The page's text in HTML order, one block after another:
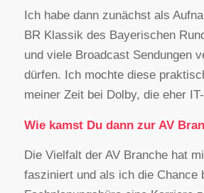
Ich habe dann zunächst als
BR Klassik des Bayerischen
und viele Broadcast Sendungen
dürfen. Ich mochte diese
meiner Zeit bei Dolby, die eher
Wie kamst Du dann zur AV
Die Vielfalt der AV Branche hat
fasziniert und als ich die Chance